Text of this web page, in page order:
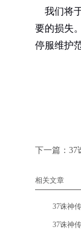
我们将
要的损失。
停服维护
下一篇： 37
相关文章
37诛神
37诛神